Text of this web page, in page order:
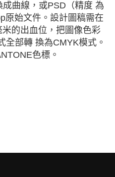
曲線，或PSD（精度 為
原始文件。設計圖稿需在
的出血位，把圖像色彩
全部轉 換為CMYK模式。
色標。